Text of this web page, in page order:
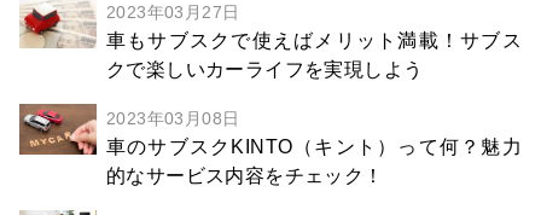
2023年03月27日
車もサブスクで使えばメリット満載！サブス
クで楽しいカーライフを実現しよう
2023年03月08日
車のサブスクKINTO（キント）って何？魅力
的なサービス内容をチェック！